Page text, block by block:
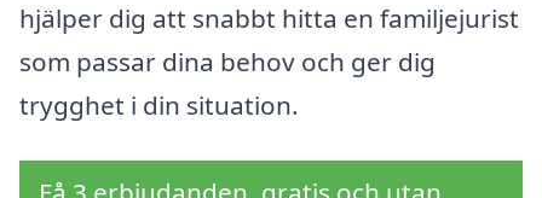
hjälper dig att snabbt hitta en familjejurist
som passar dina behov och ger dig
trygghet i din situation.